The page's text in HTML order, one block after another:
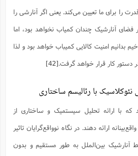
را برای ما تعیین می‌کند. یعنی اگر آنارشی را
آنارشیک چندان کمیاب نخواهد بود، اما
بدانیم امنیت کالایی کمیباب خواهد بود و لذا
دستور کار قرار خواهد گرفت.[42]
با رئالیسم ساختاری
که با ارائه تحلیل سیستمیک و ساختاری از
ارائه دهند. در نگاه نوواقع‌گرایان تاثیر
آنارشیک بین‌الملل به طور مستقیم و بدون